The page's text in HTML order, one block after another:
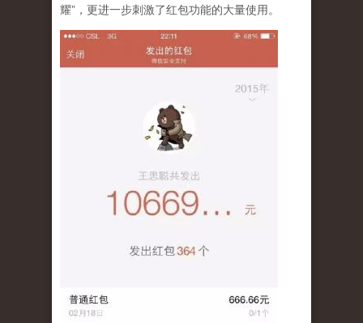
耀”，更进一步刺激了红包功能的大量使用。